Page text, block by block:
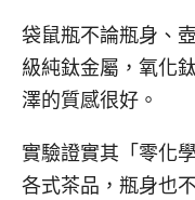
袋鼠瓶不論瓶身、
級純鈦金屬，氧化
澤的質感很好。
實驗證實其「零化
各式茶品，瓶身也